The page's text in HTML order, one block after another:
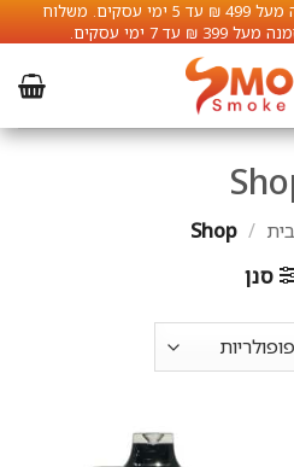
שליח עד הבית חינם בכל הזמנה מעל 499 ₪ עד 5 ימי עסקים. משלוח
7 ימי עסקים.
/
סנן